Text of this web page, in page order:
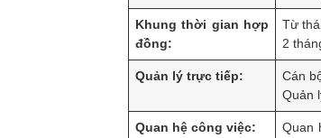
Khung thời gian hợp
đồng:
Từ
2
Quản lý trực tiếp:
Cán
Quản
Quan hệ công việc:
Quan